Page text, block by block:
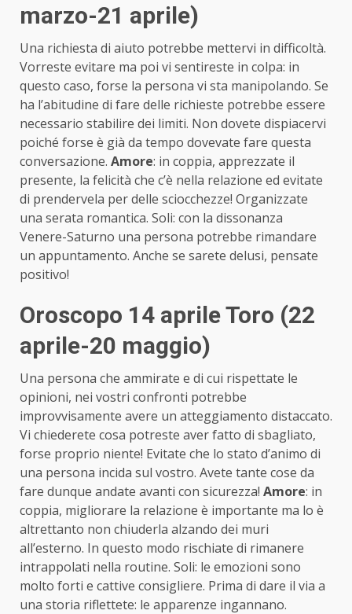
marzo-21 aprile)
Una richiesta di aiuto potrebbe mettervi in difficoltà.
Vorreste evitare ma poi vi sentireste in colpa: in
questo caso, forse la persona vi sta manipolando. Se
ha l’abitudine di fare delle richieste potrebbe essere
necessario stabilire dei limiti. Non dovete dispiacervi
poiché forse è già da tempo dovevate fare questa
conversazione. Amore: in coppia, apprezzate il
presente, la felicità che c’è nella relazione ed evitate
di prendervela per delle sciocchezze! Organizzate
una serata romantica. Soli: con la dissonanza
Venere-Saturno una persona potrebbe rimandare
un appuntamento. Anche se sarete delusi, pensate
positivo!
Oroscopo 14 aprile Toro (22
aprile-20 maggio)
Una persona che ammirate e di cui rispettate le
opinioni, nei vostri confronti potrebbe
improvvisamente avere un atteggiamento distaccato.
Vi chiederete cosa potreste aver fatto di sbagliato,
forse proprio niente! Evitate che lo stato d’animo di
una persona incida sul vostro. Avete tante cose da
fare dunque andate avanti con sicurezza! Amore: in
coppia, migliorare la relazione è importante ma lo è
altrettanto non chiuderla alzando dei muri
all’esterno. In questo modo rischiate di rimanere
intrappolati nella routine. Soli: le emozioni sono
molto forti e cattive consigliere. Prima di dare il via a
una storia riflettete: le apparenze ingannano.